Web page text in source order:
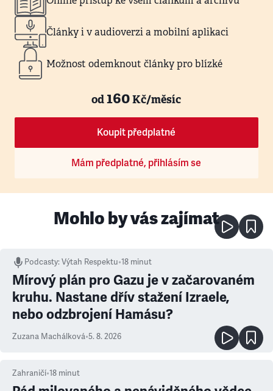
Články i v audioverzi a mobilní aplikaci
Možnost odemknout články pro blízké
od160Kč/měsíc
Koupit předplatné
Mám předplatné, přihlásím se
Mohlo by vás zajímat
Podcasty:Výtah Respektu•18 minut
Mírový plán pro Gazu je v začarovaném
kruhu. Nastane dřív stažení Izraele,
nebo odzbrojení Hamásu?
Zuzana Machálková•5. 8. 2026
Zahraničí•18 minut